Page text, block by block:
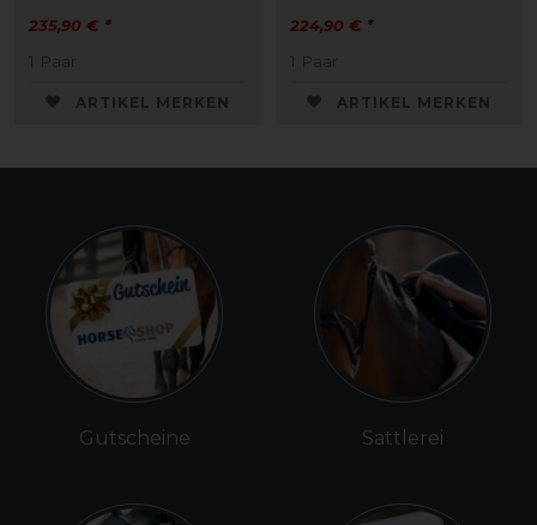
235,90 € *
1 Paar
ARTIKEL MERKEN
224,90 € *
1 Paar
ARTIKEL MERKEN
Gutscheine Sattlerei